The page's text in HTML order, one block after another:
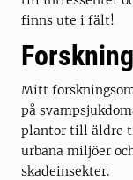
finns ute i fält!
Forskning
Mitt
på
plantor till äldre
urbana miljöer
skadeinsekter.